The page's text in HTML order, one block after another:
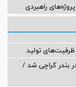
راهبردی
ظرفیت‌های تولید
بندر کراچی شد /